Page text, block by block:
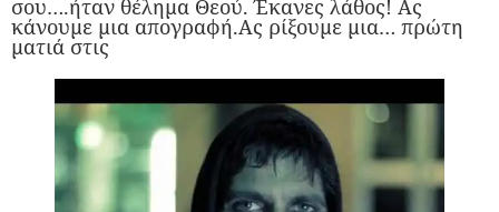
σου….ήταν θέλημα Θεού. Έκανες λάθος! Ας
κάνουμε μια απογραφή.Ας ρίξουμε μια… πρώτη
ματιά στις